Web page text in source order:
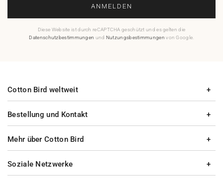
ANMELDEN
Diese Website ist durch reCAPTCHA geschützt und es gelten die
Datenschutzbestimmungen und Nutzungsbestimmungen von Google.
Bestellung und Kontakt
Mehr über Cotton Bird
Cotton Bird weltweit
Soziale Netzwerke